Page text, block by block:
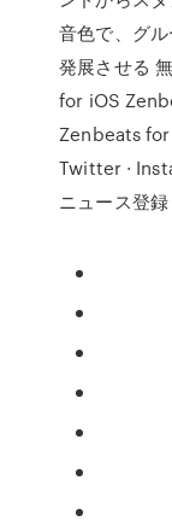
音色で、グ
発展させる
for iOS
Zenbeats for
Twitter ·
ニュース登